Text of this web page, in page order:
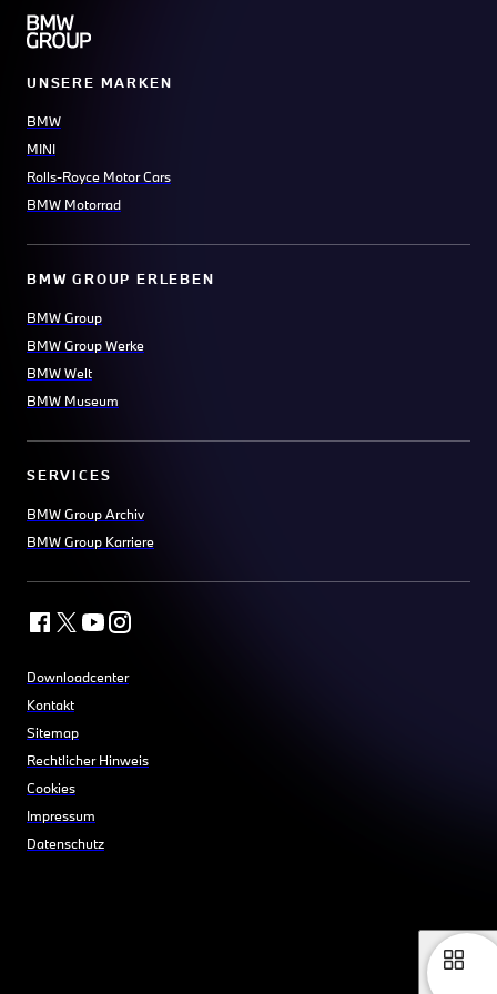
UNSERE MARKEN
BMW
MINI
Rolls-Royce Motor Cars
BMW Motorrad
BMW GROUP ERLEBEN
BMW Group
BMW Group Werke
BMW Welt
BMW Museum
SERVICES
BMW Group Archiv
BMW Group Karriere
Downloadcenter
Kontakt
Sitemap
Rechtlicher Hinweis
Cookies
Impressum
Datenschutz